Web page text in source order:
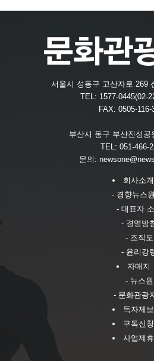
서울시 성동구 고산자로 269
TEL: 1577-0445(02-
FAX: 0505-116-
부산시 동구 부산진성공
TEL: 051-466-
문의:
회사소개
- 경향뉴스
- 대표자
- 경영방
- 조직도
- 윤리강
자매지
- 뉴스원
- 문화관광
독자제보
구독신청
사업제휴